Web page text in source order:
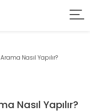
Nasıl Yapılır?
Nasıl Yapılır?